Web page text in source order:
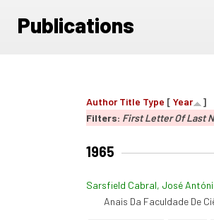
Publications
Author Title Type [ Year
]
Filters: First Letter Of Last
1965
Sarsfield Cabral, José
Anais Da Faculdade De